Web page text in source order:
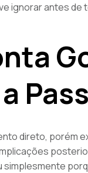
ignorar antes de
direto, porém